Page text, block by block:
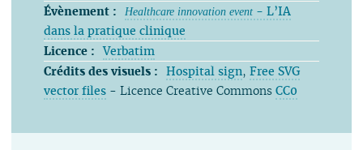
Évènement :
Healthcare innovation event - L’IA
dans la pratique clinique
Licence : Verbatim
Crédits des visuels : Hospital sign,Free SVG
vector files - Licence Creative CommonsCC0